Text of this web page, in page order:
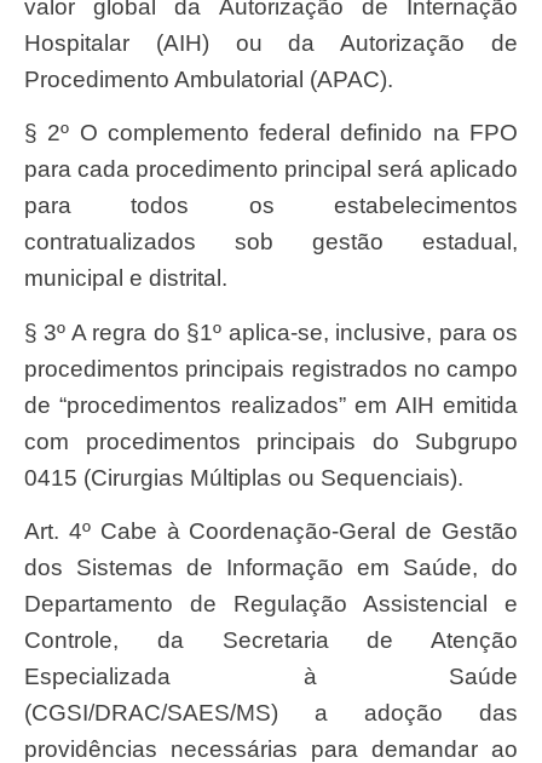
valor global da Autorização de Internação
Hospitalar (AIH) ou da Autorização de
Procedimento Ambulatorial (APAC).
§ 2º O complemento federal definido na FPO
para cada procedimento principal será aplicado
para todos os estabelecimentos
contratualizados sob gestão estadual,
municipal e distrital.
§ 3º A regra do §1º aplica-se, inclusive, para os
procedimentos principais registrados no campo
de “procedimentos realizados” em AIH emitida
com procedimentos principais do Subgrupo
0415 (Cirurgias Múltiplas ou Sequenciais).
Art. 4º Cabe à Coordenação-Geral de Gestão
dos Sistemas de Informação em Saúde, do
Departamento de Regulação Assistencial e
Controle, da Secretaria de Atenção
Especializada à Saúde
(CGSI/DRAC/SAES/MS) a adoção das
providências necessárias para demandar ao